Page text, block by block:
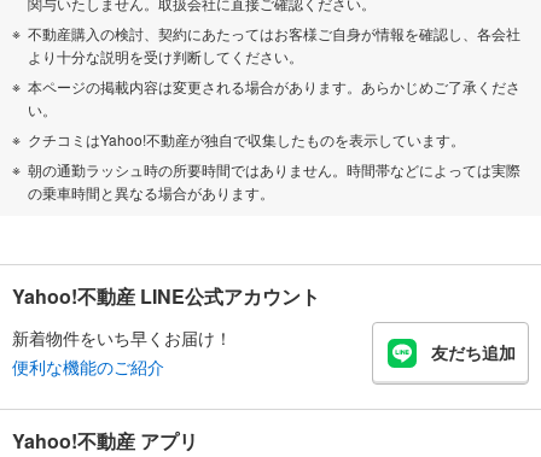
不動産購入の検討、契約にあたってはお客様ご自身が情報を確認し、各会社
より十分な説明を受け判断してください。
本ページの掲載内容は変更される場合があります。あらかじめご了承くださ
い。
クチコミはYahoo!不動産が独自で収集したものを表示しています。
朝の通勤ラッシュ時の所要時間ではありません。時間帯などによっては実際
の乗車時間と異なる場合があります。
Yahoo!不動産 LINE公式アカウント
新着物件をいち早くお届け！
便利な機能のご紹介
友だち追加
Yahoo!不動産 アプリ